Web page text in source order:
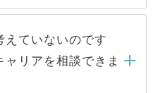
、応募が殺到する場
条件に合った人材の
頼するケースが増え
りません。内定先へ
アパートナーが行い
ことはありませんの
当サイトからの登録
者様の個人情報は、
プおよび転職活動の
します。お預かりし
えていないのです
リアを相談できま